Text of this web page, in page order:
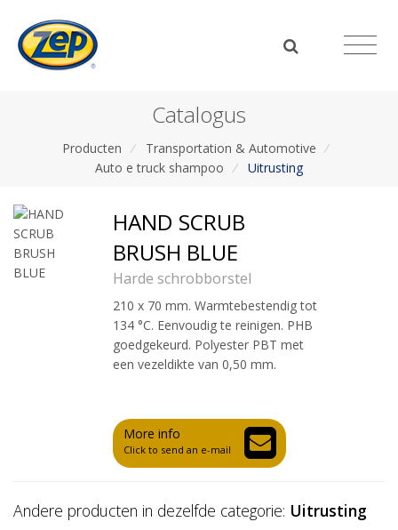
Catalogus
Producten / Transportation & Automotive /
Auto e truck shampoo / Uitrusting
HAND SCRUB
BRUSH BLUE
Harde schrobborstel
210 x 70 mm. Warmtebestendig tot
134 °C. Eenvoudig te reinigen. PHB
goedgekeurd. Polyester PBT met
een vezeldikte van 0,50 mm.
More info
Click to send an e-mail
Andere producten in dezelfde categorie: Uitrusting